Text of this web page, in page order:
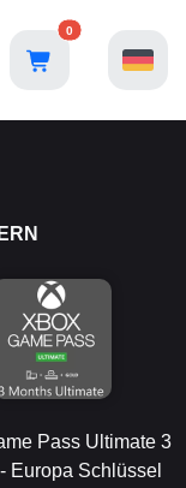
0
Pass Ultimate 3
Europa Schlüssel